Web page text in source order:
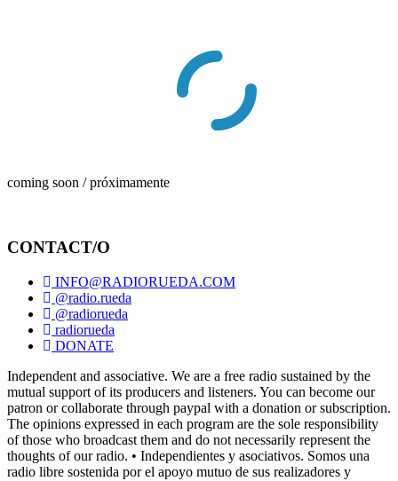
coming soon / próximamente
CONTACT/O
INFO@RADIORUEDA.COM
@radio.rueda
@radiorueda
radiorueda
DONATE
Independent and associative. We are a free radio sustained by the
mutual support of its producers and listeners. You can become our
patron or collaborate through paypal with a donation or subscription.
The opinions expressed in each program are the sole responsibility
of those who broadcast them and do not necessarily represent the
thoughts of our radio. • Independientes y asociativos. Somos una
radio libre sostenida por el apoyo mutuo de sus realizadores y